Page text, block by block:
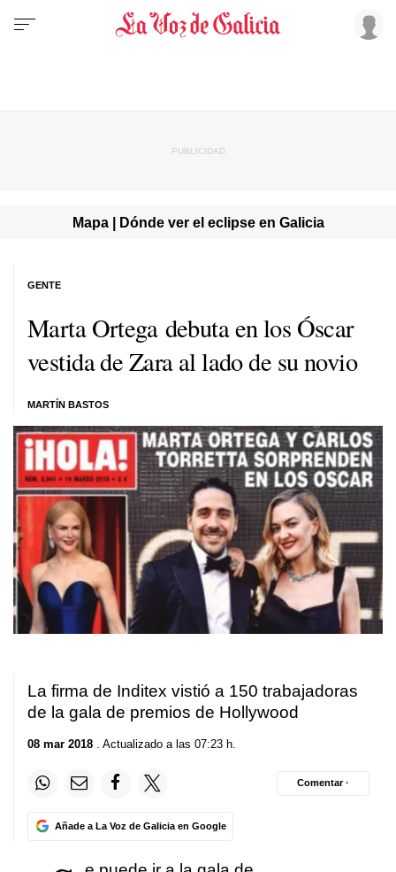
Mapa | Dónde ver el eclipse en Galicia
Marta Ortega debuta en los Óscar
vestida de Zara al lado de su novio
MARTÍN BASTOS
GENTE
La firma de Inditex vistió a 150 trabajadoras
de la gala de premios de Hollywood
08 mar 2018 . Actualizado a las 07:23 h.
Añade a La Voz de Galicia en Google
Comentar ·